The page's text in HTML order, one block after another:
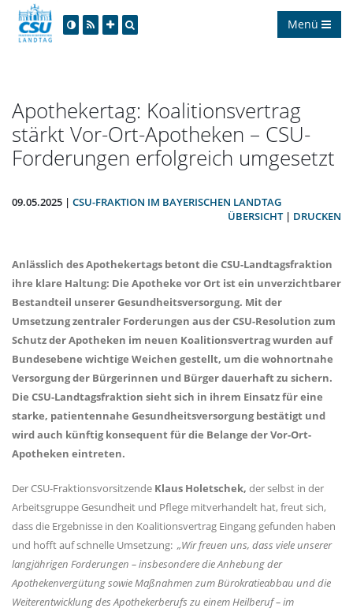
Menü
Apothekertag: Koalitionsvertrag
stärkt Vor-Ort-Apotheken – CSU-
Forderungen erfolgreich umgesetzt
09.05.2025 | CSU-FRAKTION IM BAYERISCHEN LANDTAG
ÜBERSICHT| DRUCKEN
Anlässlich des Apothekertags betont die CSU-Landtagsfraktion
ihre klare Haltung: Die Apotheke vor Ort ist ein unverzichtbarer
Bestandteil unserer Gesundheitsversorgung. Mit der
Umsetzung zentraler Forderungen aus der CSU-Resolution zum
Schutz der Apotheken im neuen Koalitionsvertrag wurden auf
Bundesebene wichtige Weichen gestellt, um die wohnortnahe
Versorgung der Bürgerinnen und Bürger dauerhaft zu sichern.
Die CSU-Landtagsfraktion sieht sich in ihrem Einsatz für eine
starke, patientennahe Gesundheitsversorgung bestätigt und
wird auch künftig konsequent für die Belange der Vor-Ort-
Apotheken eintreten.
Der CSU-Fraktionsvorsitzende Klaus Holetschek, der selbst in der
Arbeitsgruppe Gesundheit und Pflege mitverhandelt hat, freut sich,
dass die Ergebnisse in den Koalitionsvertrag Eingang gefunden haben
und hofft auf schnelle Umsetzung: Wir freuen uns, dass viele unserer
langjährigen Forderungen – insbesondere die Anhebung der
Apothekenvergütung sowie Maßnahmen zum Bürokratieabbau und die
Weiterentwicklung des Apothekerberufs zu einem Heilberuf – im